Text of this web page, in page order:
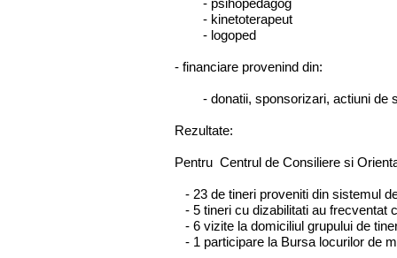
- psihopedagog
- kinetoterapeut
- logoped
- financiare provenind din:
- donatii, sponsorizari, actiuni de
Rezultate:
Pentru Centrul de Consiliere si
- 23 de tineri proveniti din sistemul
- 5 tineri cu dizabilitati au frecventat
- 6 vizite la domiciliul grupului de
- 1 participare la Bursa locurilor de